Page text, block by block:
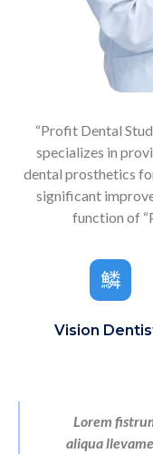
“Profit Dental
specializes in
dental prosthetics
significant
function of
Vision
Lorem
aliqua